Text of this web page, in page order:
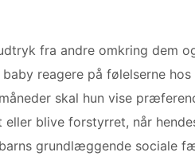
fra andre omkring dem
reagere på følelserne
skal hun vise
blive forstyrret, når
grundlæggende sociale